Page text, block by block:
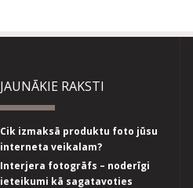
JAUNĀKIE RAKSTI
Cik izmaksā produktu foto jūsu
interneta veikalam?
Interjera fotogrāfs – noderīgi
ieteikumi kā sagatavoties